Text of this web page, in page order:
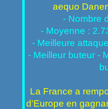
aequo
- Nombre
- Moyenne :
- Meilleure
- Meilleur buteur -
La France a
d'Europe en